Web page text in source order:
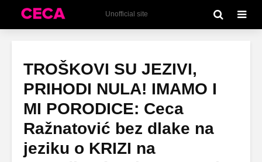
Unofficial site
TROŠKOVI SU JEZIVI,
PRIHODI NULA! IMAMO I
MI PORODICE: Ceca
Ražnatović bez dlake na
jeziku o KRIZI na